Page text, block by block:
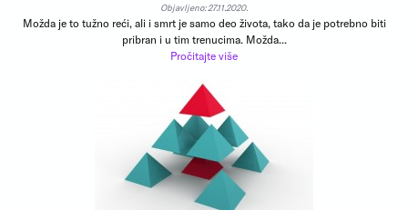
Objavljeno: 27.11.2020.
Možda je to tužno reći, ali i smrt je samo deo života, tako da je potrebno biti
pribran i u tim trenucima. Možda...
Pročitajte više